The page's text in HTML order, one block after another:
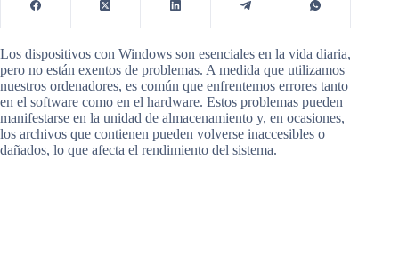
Los dispositivos con Windows son esenciales en la vida diaria,
pero no están exentos de problemas. A medida que utilizamos
nuestros ordenadores, es común que enfrentemos errores tanto
en el software como en el hardware. Estos problemas pueden
manifestarse en la unidad de almacenamiento y, en ocasiones,
los archivos que contienen pueden volverse inaccesibles o
dañados, lo que afecta el rendimiento del sistema.